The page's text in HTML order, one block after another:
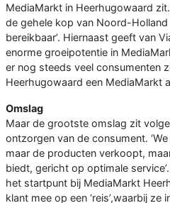
MediaMarkt in Heerhugowaard
de gehele kop van Noord-
bereikbaar’. Hiernaast geeft van
enorme groeipotentie in
er nog steeds veel consumenten
Heerhugowaard een MediaMarkt
Omslag
Maar de grootste omslag zit
ontzorgen van de consument.
maar de producten verkoopt,
biedt, gericht op optimale
het startpunt bij MediaMarkt
klant mee op een ‘reis’,waarbij ze